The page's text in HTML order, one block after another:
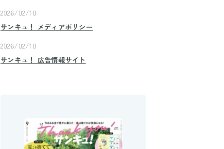
2026/02/10
サンキュ！ メディアポリシー
2026/02/10
サンキュ！ 広告情報サイト